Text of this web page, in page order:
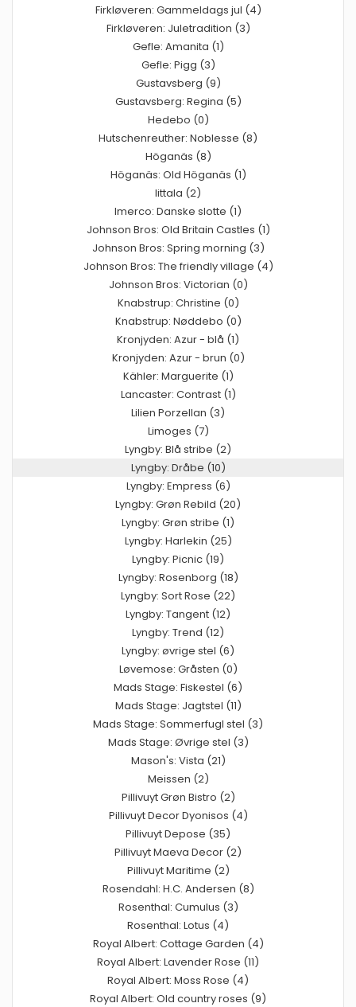
Firkløveren: Gammeldags jul (4)
Firkløveren: Juletradition (3)
Gefle: Amanita (1)
Gefle: Pigg (3)
Gustavsberg (9)
Gustavsberg: Regina (5)
Hedebo (0)
Hutschenreuther: Noblesse (8)
Höganäs (8)
Höganäs: Old Höganäs (1)
Iittala (2)
Imerco: Danske slotte (1)
Johnson Bros: Old Britain Castles (1)
Johnson Bros: Spring morning (3)
Johnson Bros: The friendly village (4)
Johnson Bros: Victorian (0)
Knabstrup: Christine (0)
Knabstrup: Nøddebo (0)
Kronjyden: Azur - blå (1)
Kronjyden: Azur - brun (0)
Kähler: Marguerite (1)
Lancaster: Contrast (1)
Lilien Porzellan (3)
Limoges (7)
Lyngby: Blå stribe (2)
Lyngby: Dråbe (10)
Lyngby: Empress (6)
Lyngby: Grøn Rebild (20)
Lyngby: Grøn stribe (1)
Lyngby: Harlekin (25)
Lyngby: Picnic (19)
Lyngby: Rosenborg (18)
Lyngby: Sort Rose (22)
Lyngby: Tangent (12)
Lyngby: Trend (12)
Lyngby: øvrige stel (6)
Løvemose: Gråsten (0)
Mads Stage: Fiskestel (6)
Mads Stage: Jagtstel (11)
Mads Stage: Sommerfugl stel (3)
Mads Stage: Øvrige stel (3)
Mason's: Vista (21)
Meissen (2)
Pillivuyt Grøn Bistro (2)
Pillivuyt Decor Dyonisos (4)
Pillivuyt Depose (35)
Pillivuyt Maeva Decor (2)
Pillivuyt Maritime (2)
Rosendahl: H.C. Andersen (8)
Rosenthal: Cumulus (3)
Rosenthal: Lotus (4)
Royal Albert: Cottage Garden (4)
Royal Albert: Lavender Rose (11)
Royal Albert: Moss Rose (4)
Royal Albert: Old country roses (9)